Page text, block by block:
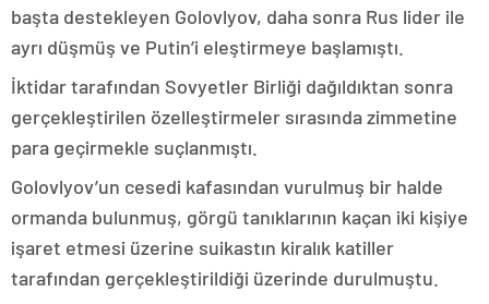
başta destekleyen Golovlyov, daha sonra Rus lider ile
ayrı düşmüş ve Putin’i eleştirmeye başlamıştı.
İktidar tarafından Sovyetler Birliği dağıldıktan sonra
gerçekleştirilen özelleştirmeler sırasında zimmetine
para geçirmekle suçlanmıştı.
Golovlyov’un cesedi kafasından vurulmuş bir halde
ormanda bulunmuş, görgü tanıklarının kaçan iki kişiye
işaret etmesi üzerine suikastın kiralık katiller
tarafından gerçekleştirildiği üzerinde durulmuştu.